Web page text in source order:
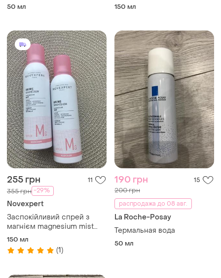
вода 50ml
50 мл 150 мл
255 грн 11
355 грн -29%
Novexpert
Заспокійливий спрей з
магнієм magnesium mist​
novexpert, 150 мл
150 мл
(1)
190 грн 15
200 грн
распродажа до 08 авг.
La Roche-Posay
Термальная вода
50 мл